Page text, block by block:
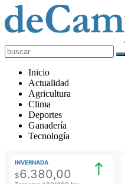
deCampoNoticias
Actualidad
Agropecuaria
Inicio
Actualidad
Agricultura
Clima
Deportes
Ganadería
Tecnología
INVERNADA
$6.380,00